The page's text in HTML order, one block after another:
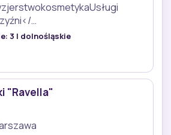
…
3 | dolnośląskie
"Ravella"